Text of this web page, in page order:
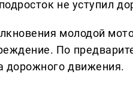
не уступил
молодой
По
дорожного движения.